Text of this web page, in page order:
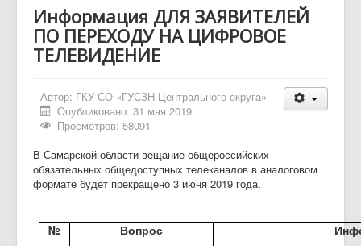
Документы Меры социальной поддержки
Противодействие коррупции
Информация ДЛЯ ЗАЯВИТЕЛЕЙ
ПО ПЕРЕХОДУ НА ЦИФРОВОЕ
ТЕЛЕВИДЕНИЕ
Автор: ГКУ СО «ГУСЗН Центрального округа»
Опубликовано: 31 мая 2019
Просмотров: 58091
В Самарской области вещание общероссийских
обязательных общедоступных телеканалов в аналоговом
формате будет прекращено 3 июня 2019 года.
№
Вопрос